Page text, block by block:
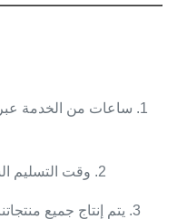
2. وقت التسليم السريع ، في غضون 24 ساعة إذا sotck
3. يتم إنتاج جميع